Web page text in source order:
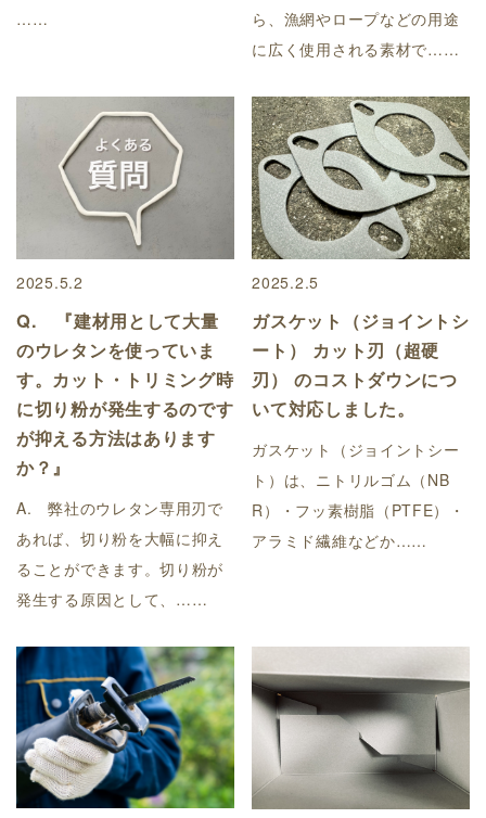
……
ら、漁網やロープなどの用途
に広く使用される素材で……
2025.5.2
Q. 『建材用として大量
のウレタンを使っていま
す。カット・トリミング時
に切り粉が発生するのです
が抑える方法はあります
か？』
A. 弊社のウレタン専用刃で
あれば、切り粉を大幅に抑え
ることができます。切り粉が
発生する原因として、……
2025.2.5
ガスケット（ジョイントシ
ート） カット刃（超硬
刃） のコストダウンにつ
いて対応しました。
ガスケット（ジョイントシー
ト）は、ニトリルゴム（NB
R）・フッ素樹脂（PTFE）・
アラミド繊維などか……